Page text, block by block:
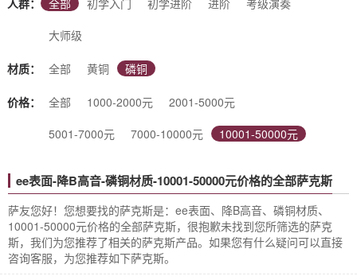
大师级
材质： 全部 黄铜 磷铜
价格： 全部 1000-2000元
2001-5000元
5001-7000元
7000-10000元 10001-50000元
ee表面-降B高音-磷铜材质-10001-50000元价格的全部萨克斯
萨友您好！您想要找的萨克斯是：ee表面、降B高音、磷铜材质、
10001-50000元价格的全部萨克斯，很抱歉未找到您所筛选的萨克
斯，我们为您推荐了相关的萨克斯产品。如果您有什么疑问可以直接
咨询客服，为您推荐如下萨克斯。